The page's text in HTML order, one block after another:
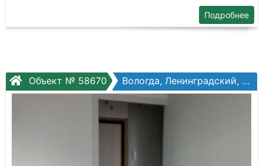
Подробнее
Объект № 58670 Вологда, Ленинградский, Ленинградская ул, №62